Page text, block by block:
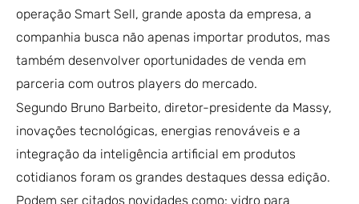
operação Smart Sell, grande aposta da empresa, a
companhia busca não apenas importar produtos, mas
também desenvolver oportunidades de venda em
parceria com outros players do mercado.
Segundo Bruno Barbeito, diretor-presidente da Massy,
inovações tecnológicas, energias renováveis e a
integração da inteligência artificial em produtos
cotidianos foram os grandes destaques dessa edição.
Podem ser citados novidades como: vidro para